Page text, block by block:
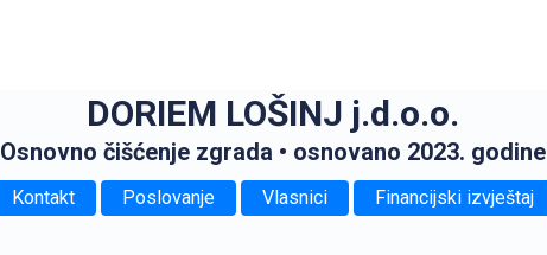
DORIEM LOŠINJ j.d.o.o.
Osnovno čišćenje zgrada • osnovano 2023. godine
Kontakt Poslovanje Vlasnici Financijski izvještaj